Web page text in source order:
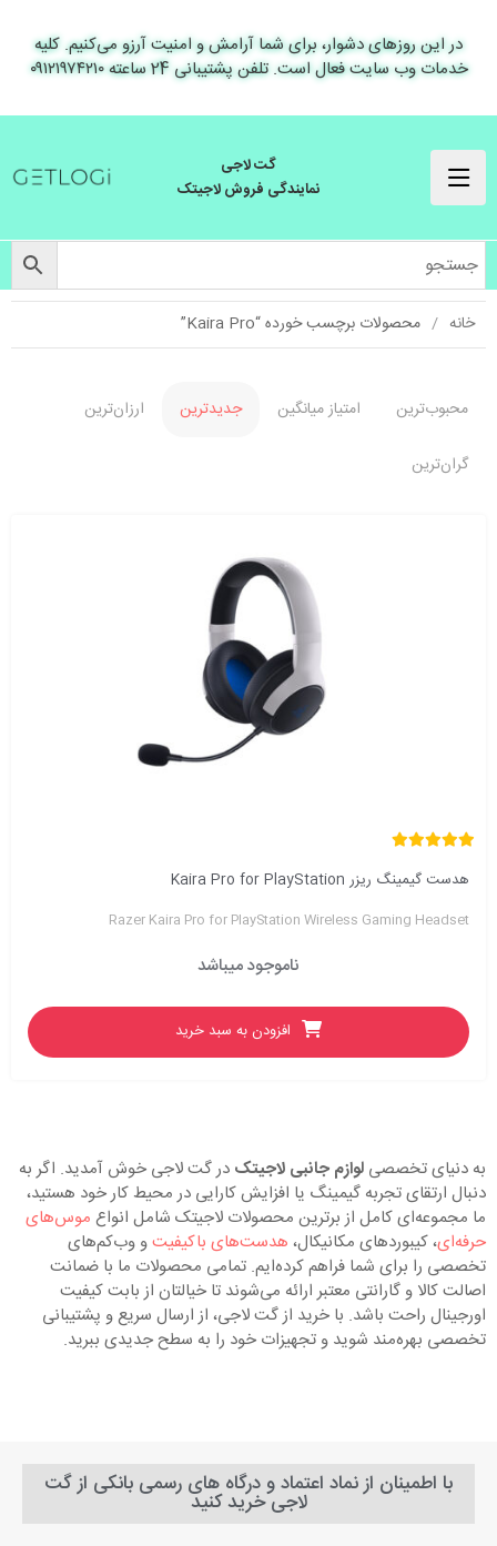
در این روزهای دشوار، برای شما آرامش و امنیت آرزو می‌کنیم. کلیه
خدمات وب سایت فعال است. تلفن پشتیبانی 24 ساعته ۰۹۱۲۱۹۷۴۲۱۰
گت لاجی
نمایندگی فروش لاجیتک
خانه محصولات برچسب خورده “Kaira Pro”
محبوب‌ترین امتیاز میانگین جدیدترین ارزان‌ترین
گران‌ترین
هدست گیمینگ ریزر Kaira Pro for PlayStation
Razer Kaira Pro for PlayStation Wireless Gaming Headset
ناموجود میباشد
افزودن به سبد خرید
به دنیای تخصصیلوازم جانبی لاجیتکدر گت لاجی خوش آمدید. اگر به
دنبال ارتقای تجربه گیمینگ یا افزایش کارایی در محیط کار خود هستید،
ما مجموعه‌ای کامل از برترین محصولات لاجیتک شامل انواعموس‌های
حرفه‌ای، کیبوردهای مکانیکال،هدست‌های باکیفیتو وب‌کم‌های
تخصصی را برای شما فراهم کرده‌ایم. تمامی محصولات ما با ضمانت
اصالت کالا و گارانتی معتبر ارائه می‌شوند تا خیالتان از بابت کیفیت
اورجینال راحت باشد. با خرید از گت لاجی، از ارسال سریع و پشتیبانی
تخصصی بهره‌مند شوید و تجهیزات خود را به سطح جدیدی ببرید.
با اطمینان از نماد اعتماد و درگاه های رسمی بانکی از گت
لاجی خرید کنید